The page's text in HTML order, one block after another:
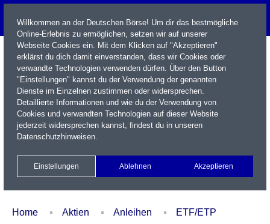
Name / WKN / ISIN / Kürzel
Xetra Realtime
Watchlist Portfolio Login
Home Aktien Anleihen
ETF/ETP
Willkommen an der Deutschen Börse! Um dir das bestmögliche
Online-Erlebnis zu ermöglichen, setzen wir auf unserer
Webseite Cookies ein. Mit dem Klicken auf "Akzeptieren"
erklärst du dich damit einverstanden, dass wir Cookies oder
verwandte Technologien verwenden dürfen. Über den Button
"Einstellungen" kannst du der Verwendung der genannten
Dienste im Einzelnen zustimmen oder widersprechen.
Detaillierte Informationen und wie du der Verwendung von
Cookies und verwandten Technologien auf dieser Website
jederzeit widersprechen kannst, findest du in unseren
Datenschutzhinweisen.
Einstellungen Ablehnen Akzeptieren